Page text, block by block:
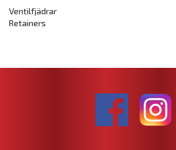
Ventilfjädrar
Retainers